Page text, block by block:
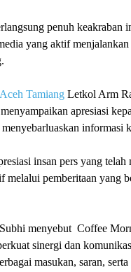
penuh keakraban
yang aktif
Tamiang Letkol Arm
apresiasi
informasi
insan pers yang
melalui pemberitaan yang
menyebut Coffee
sinergi dan
masukan, saran,